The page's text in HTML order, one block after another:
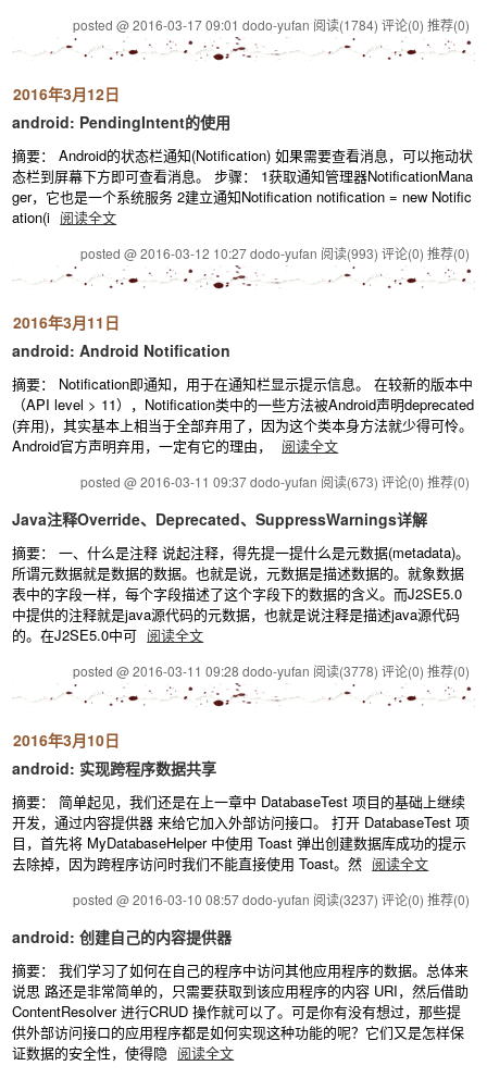
posted @ 2016-03-17 09:01 dodo-yufan 阅读(1784) 评论(0) 推荐(0)
2016年3月12日
android: PendingIntent的使用
摘要： Android的状态栏通知(Notification) 如果需要查看消息，可以拖动状
态栏到屏幕下方即可查看消息。 步骤： 1获取通知管理器NotificationMana
ger，它也是一个系统服务 2建立通知Notification notification = new Notific
ation(i 阅读全文
posted @ 2016-03-12 10:27 dodo-yufan 阅读(993) 评论(0) 推荐(0)
2016年3月11日
android: Android Notification
摘要： Notification即通知，用于在通知栏显示提示信息。 在较新的版本中
（API level > 11），Notification类中的一些方法被Android声明deprecated
(弃用)，其实基本上相当于全部弃用了，因为这个类本身方法就少得可怜。
Android官方声明弃用，一定有它的理由，
阅读全文
posted @ 2016-03-11 09:37 dodo-yufan 阅读(673) 评论(0) 推荐(0)
Java注释Override、Deprecated、SuppressWarnings详解
摘要： 一、什么是注释 说起注释，得先提一提什么是元数据(metadata)。
所谓元数据就是数据的数据。也就是说，元数据是描述数据的。就象数据
表中的字段一样，每个字段描述了这个字段下的数据的含义。而J2SE5.0
中提供的注释就是java源代码的元数据，也就是说注释是描述java源代码
的。在J2SE5.0中可 阅读全文
posted @ 2016-03-11 09:28 dodo-yufan 阅读(3778) 评论(0) 推荐(0)
2016年3月10日
android: 实现跨程序数据共享
摘要： 简单起见，我们还是在上一章中 DatabaseTest 项目的基础上继续
开发，通过内容提供器 来给它加入外部访问接口。 打开 DatabaseTest 项
目，首先将 MyDatabaseHelper 中使用 Toast 弹出创建数据库成功的提示
去除掉，因为跨程序访问时我们不能直接使用 Toast。然 阅读全文
posted @ 2016-03-10 08:57 dodo-yufan 阅读(3237) 评论(0) 推荐(0)
android: 创建自己的内容提供器
摘要： 我们学习了如何在自己的程序中访问其他应用程序的数据。总体来
说思 路还是非常简单的，只需要获取到该应用程序的内容 URI，然后借助
ContentResolver 进行CRUD 操作就可以了。可是你有没有想过，那些提
供外部访问接口的应用程序都是如何实现这种功能的呢？它们又是怎样保
证数据的安全性，使得隐 阅读全文